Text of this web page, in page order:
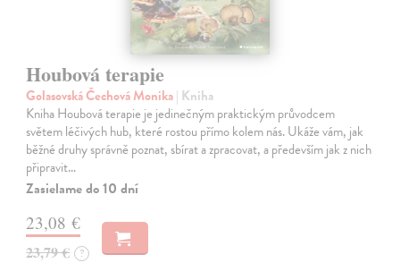
Houbová terapie
Golasovská Čechová Monika| Kniha
Kniha Houbová terapie je jedinečným praktickým průvodcem
světem léčivých hub, které rostou přímo kolem nás. Ukáže vám, jak
běžné druhy správně poznat, sbírat a zpracovat, a především jak z nich
připravit…
Zasielame do 10 dní
23,08 €
23,79 € ?